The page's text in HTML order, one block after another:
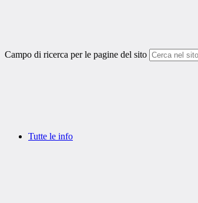
Campo di ricerca per le pagine del sito
Tutte le info